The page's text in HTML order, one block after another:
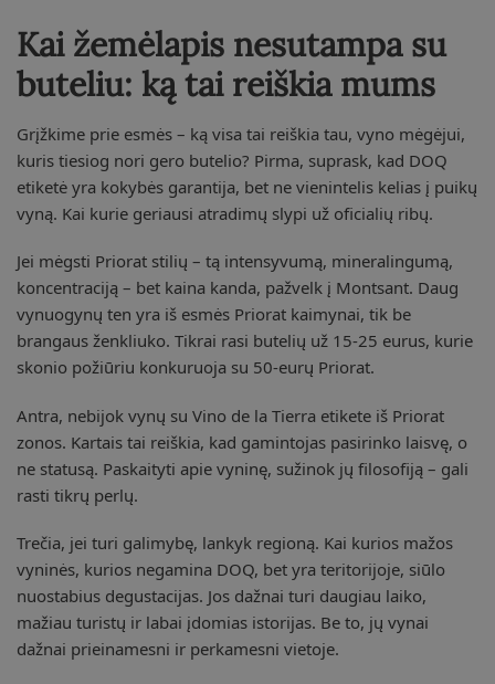
Kai žemėlapis nesutampa su
buteliu: ką tai reiškia mums
Grįžkime prie esmės – ką visa tai reiškia tau, vyno mėgėjui,
kuris tiesiog nori gero butelio? Pirma, suprask, kad DOQ
etiketė yra kokybės garantija, bet ne vienintelis kelias į puikų
vyną. Kai kurie geriausi atradimų slypi už oficialių ribų.
Jei mėgsti Priorat stilių – tą intensyvumą, mineralingumą,
koncentraciją – bet kaina kanda, pažvelk į Montsant. Daug
vynuogynų ten yra iš esmės Priorat kaimynai, tik be
brangaus ženkliuko. Tikrai rasi butelių už 15-25 eurus, kurie
skonio požiūriu konkuruoja su 50-eurų Priorat.
Antra, nebijok vynų su Vino de la Tierra etikete iš Priorat
zonos. Kartais tai reiškia, kad gamintojas pasirinko laisvę, o
ne statusą. Paskaityti apie vyninę, sužinok jų filosofiją – gali
rasti tikrų perlų.
Trečia, jei turi galimybę, lankyk regioną. Kai kurios mažos
vyninės, kurios negamina DOQ, bet yra teritorijoje, siūlo
nuostabius degustacijas. Jos dažnai turi daugiau laiko,
mažiau turistų ir labai įdomias istorijas. Be to, jų vynai
dažnai prieinamesni ir perkamesni vietoje.